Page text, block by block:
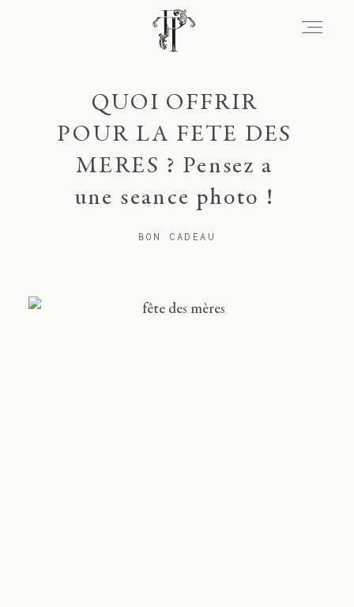
QUOI OFFRIR
POUR LA FETE DES
MERES ? Pensez a
une seance photo !
BON CADEAU
Signature
Portfolio